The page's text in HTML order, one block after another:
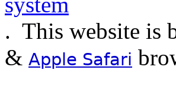
. This website is
& Apple Safari